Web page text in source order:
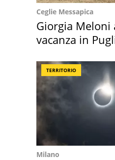
Ceglie Messapica
Giorgia Meloni
vacanza in
TERRITORIO
Milano